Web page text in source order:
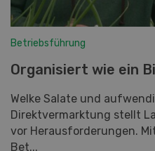
Organisiert wie ein
Welke Salate und
vor Herausforderungen.
WEITERLESEN